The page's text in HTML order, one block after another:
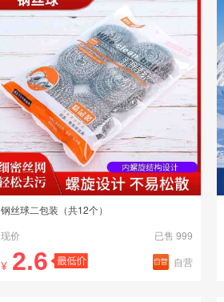
钢丝球二包装（共12个）
现价
已售 999
¥ 2.6 自营